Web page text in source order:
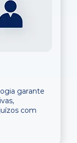
garante
com